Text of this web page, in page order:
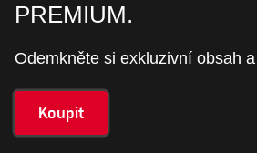
PREMIUM.
Odemkněte si exkluzivní obsah
Koupit